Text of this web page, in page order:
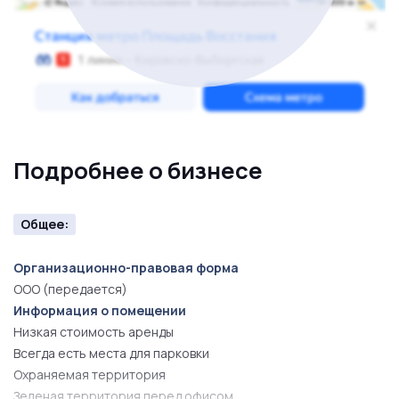
Подробнее о бизнесе
Общее:
Организационно-правовая форма
ООО (передается)
Информация о помещении
Низкая стоимость аренды
Всегда есть места для парковки
Охраняемая территория